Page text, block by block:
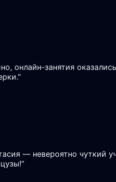
онлайн-занятия
"
— невероятно чуткий
"